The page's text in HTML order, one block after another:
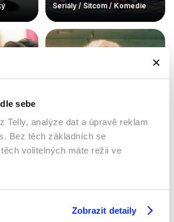
sebe
Telly, analýze dat a úpravě reklam
Bez těch základních se
volitelných máte režii ve
Zobrazit detaily
Seriály / Sitcom / Komedie
Krimi